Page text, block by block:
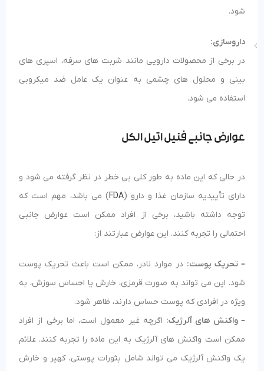
شود.
داروسازی:
در برخی از محصولات دارویی مانند شربت های سرفه، اسپری های
بینی و محلول های چشمی به عنوان یک عامل ضد میکروبی
استفاده می شود.
عوارض جانبی فنیل اتیل الکل
در حالی که این ماده به طور کلی بی خطر در نظر گرفته می شود و
دارای تأییدیه سازمان غذا و دارو (FDA) می باشد، مهم است که
توجه داشته باشید، برخی از افراد ممکن است عوارض جانبی
احتمالی را تجربه کنند. این عوارض عبارتند از:
– تحریک پوست: در موارد نادر، ممکن است باعث تحریک پوست
شود. این می تواند به صورت قرمزی، خارش یا احساس سوزش، به
ویژه در افرادی که پوست حساس دارند، ظاهر شود.
– واکنش های آلرژیک: اگرچه غیر معمول است، اما برخی از افراد
ممکن است واکنش های آلرژیک به این ماده را تجربه کنند. علائم
یک واکنش آلرژیک می تواند شامل بثورات پوستی، کهیر و خارش